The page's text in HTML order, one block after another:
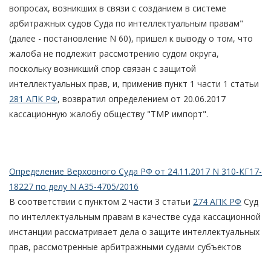
вопросах, возникших в связи с созданием в системе
арбитражных судов Суда по интеллектуальным правам"
(далее - постановление N 60), пришел к выводу о том, что
жалоба не подлежит рассмотрению судом округа,
поскольку возникший спор связан с защитой
интеллектуальных прав, и, применив пункт 1 части 1 статьи
281 АПК РФ, возвратил определением от 20.06.2017
кассационную жалобу обществу "ТМР импорт".
Определение Верховного Суда РФ от 24.11.2017 N 310-КГ17-
18227 по делу N А35-4705/2016
В соответствии с пунктом 2 части 3 статьи 274 АПК РФ Суд
по интеллектуальным правам в качестве суда кассационной
инстанции рассматривает дела о защите интеллектуальных
прав, рассмотренные арбитражными судами субъектов